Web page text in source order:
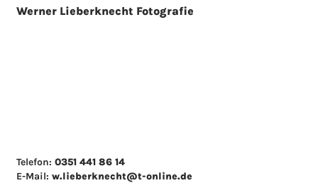
Werner Lieberknecht Fotografie
Telefon:0351 441 86 14
E-Mail:w.lieberknecht@t-online.de